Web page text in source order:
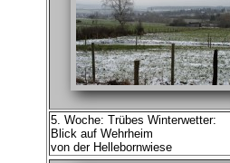
5. Woche: Trübes Winterwetter:
Blick auf Wehrheim
von der Hellebornwiese